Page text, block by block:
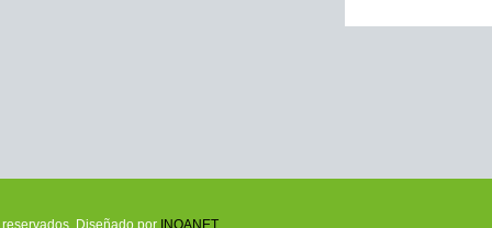
Diseñado por INQANET.